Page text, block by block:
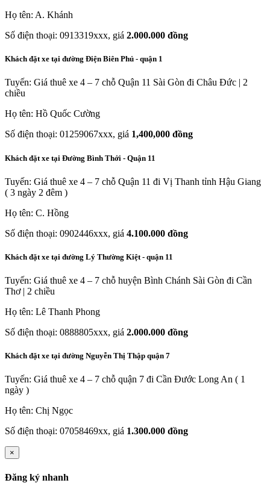
Họ tên: A. Khánh
Số điện thoại: 0913319xxx, giá 2.000.000 đồng
Khách đặt xe tại đường Điện Biên Phủ - quận 1
Tuyến: Giá thuê xe 4 – 7 chỗ Quận 11 Sài Gòn đi Châu Đức | 2
chiều
Họ tên: Hồ Quốc Cường
Số điện thoại: 01259067xxx, giá 1,400,000 đồng
Khách đặt xe tại Đường Bình Thới - Quận 11
Tuyến: Giá thuê xe 4 – 7 chỗ Quận 11 đi Vị Thanh tỉnh Hậu Giang
( 3 ngày 2 đêm )
Họ tên: C. Hồng
Số điện thoại: 0902446xxx, giá 4.100.000 đồng
Khách đặt xe tại đường Lý Thường Kiệt - quận 11
Tuyến: Giá thuê xe 4 – 7 chỗ huyện Bình Chánh Sài Gòn đi Cần
Thơ | 2 chiều
Họ tên: Lê Thanh Phong
Số điện thoại: 0888805xxx, giá 2.000.000 đồng
Khách đặt xe tại đường Nguyễn Thị Thập quận 7
Tuyến: Giá thuê xe 4 – 7 chỗ quận 7 đi Cần Đước Long An ( 1
ngày )
Họ tên: Chị Ngọc
Số điện thoại: 07058469xx, giá 1.300.000 đồng
×
Đăng ký nhanh